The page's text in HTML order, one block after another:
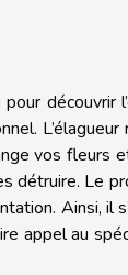
pour découvrir
L’élagueur
vos fleurs
détruire. Le
Ainsi, il
appel au